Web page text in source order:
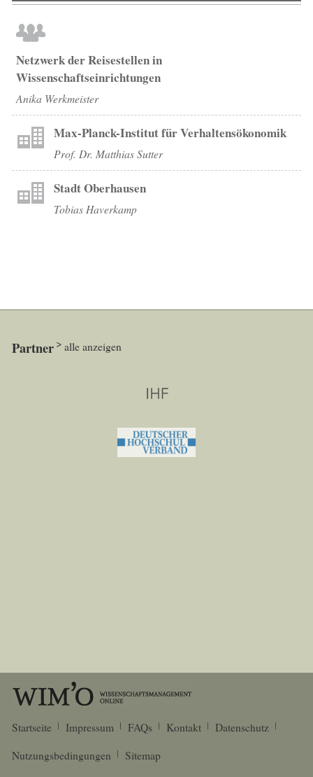
Netzwerk der Reisestellen in
Wissenschaftseinrichtungen
Anika Werkmeister
Max-Planck-Institut für Verhaltensökonomik
Prof. Dr. Matthias Sutter
Stadt Oberhausen
Tobias Haverkamp
Partner alle anzeigen
Startseite Impressum FAQs Kontakt
Datenschutz
Nutzungsbedingungen
Sitemap